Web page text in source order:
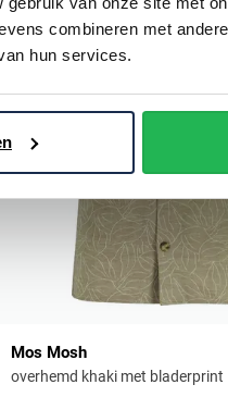
combineren met
hun services.
Mos Mosh
overhemd khaki met bladerprint